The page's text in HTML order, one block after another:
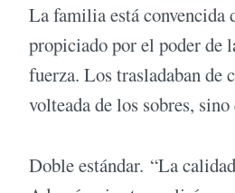
La familia está convencida
propiciado por el poder de
fuerza. Los trasladaban de
volteada de los sobres,
Doble estándar. “La